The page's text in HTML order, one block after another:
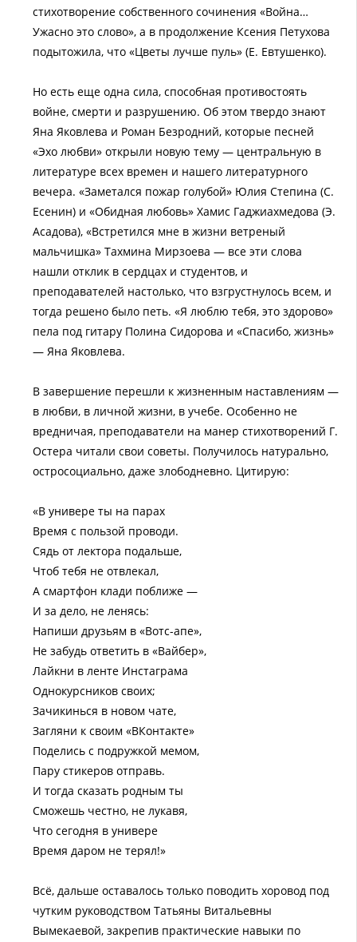
стихотворение собственного сочинения «Война…
Ужасно это слово», а в продолжение Ксения Петухова
подытожила, что «Цветы лучше пуль» (Е. Евтушенко).
Но есть еще одна сила, способная противостоять
войне, смерти и разрушению. Об этом твердо знают
Яна Яковлева и Роман Безродний, которые песней
«Эхо любви» открыли новую тему — центральную в
литературе всех времен и нашего литературного
вечера. «Заметался пожар голубой» Юлия Степина (С.
Есенин) и «Обидная любовь» Хамис Гаджиахмедова (Э.
Асадова), «Встретился мне в жизни ветреный
мальчишка» Тахмина Мирзоева — все эти слова
нашли отклик в сердцах и студентов, и
преподавателей настолько, что взгрустнулось всем, и
тогда решено было петь. «Я люблю тебя, это здорово»
пела под гитару Полина Сидорова и «Спасибо, жизнь»
— Яна Яковлева.
В завершение перешли к жизненным наставлениям —
в любви, в личной жизни, в учебе. Особенно не
вредничая, преподаватели на манер стихотворений Г.
Остера читали свои советы. Получилось натурально,
остросоциально, даже злободневно. Цитирую:
«В универе ты на парах
Время с пользой проводи.
Сядь от лектора подальше,
Чтоб тебя не отвлекал,
А смартфон клади поближе —
И за дело, не ленясь:
Напиши друзьям в «Вотс-апе»,
Не забудь ответить в «Вайбер»,
Лайкни в ленте Инстаграма
Однокурсников своих;
Зачикинься в новом чате,
Загляни к своим «ВКонтакте»
Поделись с подружкой мемом,
Пару стикеров отправь.
И тогда сказать родным ты
Сможешь честно, не лукавя,
Что сегодня в универе
Время даром не терял!»
Всё, дальше оставалось только поводить хоровод под
чутким руководством Татьяны Витальевны
Вымекаевой, закрепив практические навыки по